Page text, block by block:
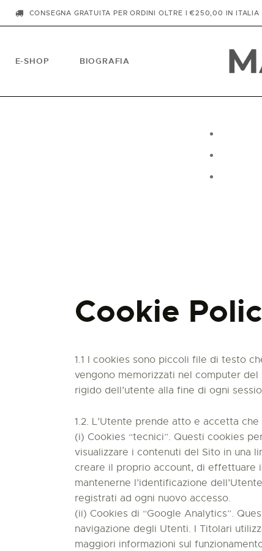
CONSEGNA GRATUITA PER ORDINI OLTRE I €250,00 IN ITALIA
E-SHOP BIOGRAFIA
Cookie
1.1 I cookies sono piccoli file di testo
vengono memorizzati nel computer
rigido dell’utente alla fine di ogni
1.2. L’Utente prende atto e accetta
(i) Cookies “tecnici”. Questi cookies
visualizzare i contenuti del Sito in una
creare il proprio account, di effettuare
mantenerne l’identificazione
registrati ad ogni nuovo accesso.
(ii) Cookies di “Google Analytics”.
navigazione degli Utenti. I Titolari
maggiori informazioni sul